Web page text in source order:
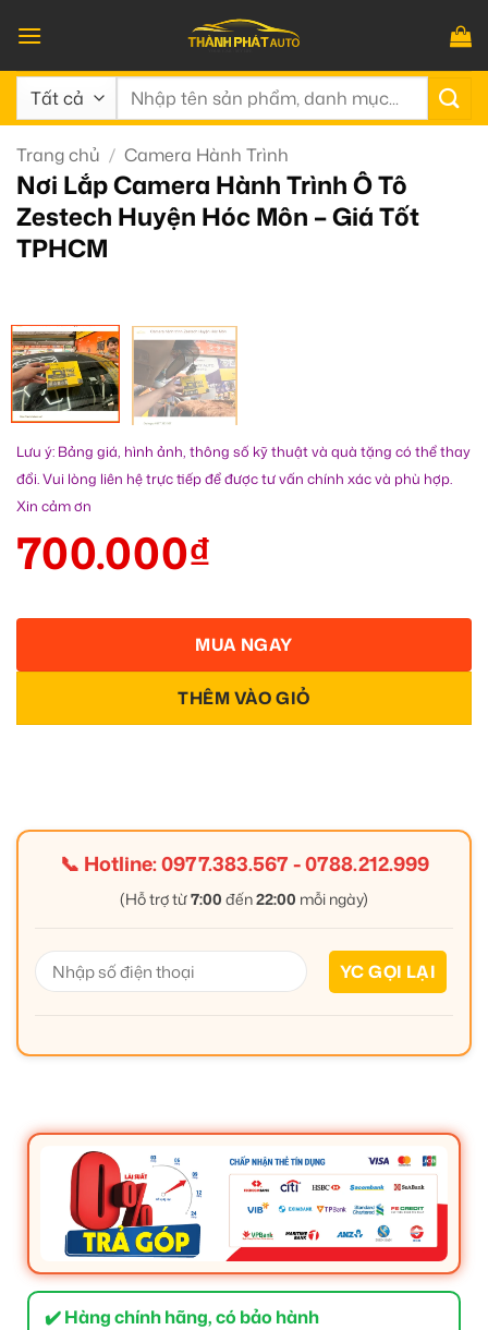
qua
nội
dung
Tìm
Trang chủ / Camera Hành Trình
Nơi Lắp Camera Hành Trình Ô Tô
Zestech Huyện Hóc Môn – Giá Tốt
TPHCM
Lưu ý: Bảng giá, hình ảnh, thông số kỹ thuật và quà tặng có thể thay
đổi. Vui lòng liên hệ trực tiếp để được tư vấn chính xác và phù hợp.
Xin cảm ơn
700.000₫
THÊM VÀO GIỎ
MUA NGAY
📞 Hotline:0977.383.567-0788.212.999
(Hỗ trợ từ7:00 đến22:00 mỗi ngày)
✔️ Hàng chính hãng, có bảo hành